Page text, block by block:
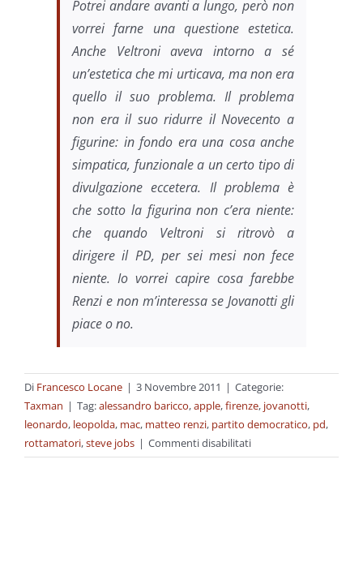
Potrei andare avanti a lungo, però non
vorrei farne una questione estetica.
Anche Veltroni aveva intorno a sé
un’estetica che mi urticava, ma non era
quello il suo problema. Il problema
non era il suo ridurre il Novecento a
figurine: in fondo era una cosa anche
simpatica, funzionale a un certo tipo di
divulgazione eccetera. Il problema è
che sotto la figurina non c’era niente:
che quando Veltroni si ritrovò a
dirigere il PD, per sei mesi non fece
niente. Io vorrei capire cosa farebbe
Renzi e non m’interessa se Jovanotti gli
piace o no.
Di Francesco Locane | 3 Novembre 2011 | Categorie:
Taxman | Tag:alessandro baricco,apple,firenze, jovanotti,
leonardo, leopolda, mac, matteo renzi, partito democratico, pd,
rottamatori,steve jobs | Commenti disabilitatisu
Le